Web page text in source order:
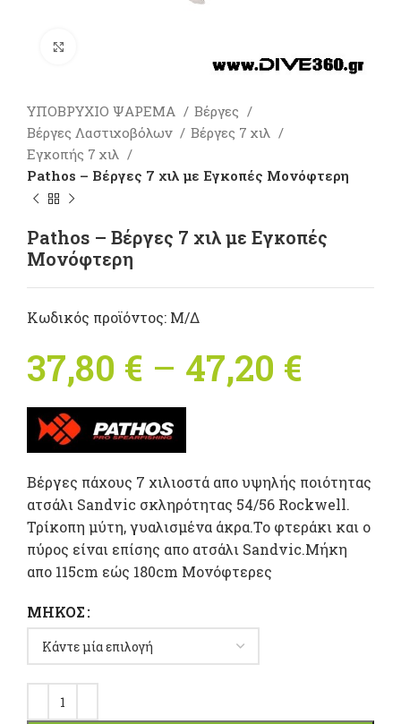
ΥΠΟΒΡΥΧΙΟ ΨΑΡΕΜΑ
Βέργες
Βέργες Λαστιχοβόλων
Βέργες 7 χιλ
Εγκοπής 7 χιλ
Pathos – Βέργες 7 χιλ με Εγκοπές Μονόφτερη
Pathos – Βέργες 7 χιλ με Εγκοπές
Μονόφτερη
Κωδικός προϊόντος: Μ/Δ
37,80 € – 47,20 €
47,20
Βέργες πάχους 7 χιλιοστά απο υψηλής ποιότητας
ατσάλι Sandvic σκληρότητας 54/56 Rockwell.
Τρίκοπη μύτη, γυαλισμένα άκρα.Το φτεράκι και ο
πύρος είναι επίσης απο ατσάλι Sandvic.Μήκη
απο 115cm εώς 180cm Μονόφτερες
ΜΉΚΟΣ